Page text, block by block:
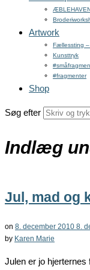
Artwork
Fællessting
Kunsttryk
#fragmenter
Shop
Søg efter
Indlæg
Jul, mad og
on 8. december 2010 8.
by Karen Marie
Julen er jo